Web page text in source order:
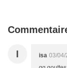
I isa 03/04/